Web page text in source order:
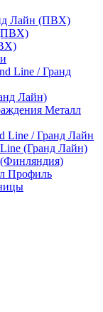
Лайн (ПВХ)
Line / Гранд
Лайн)
Металл
Line / Гранд Лайн
(Гранд Лайн)
(Финляндия)
Профиль